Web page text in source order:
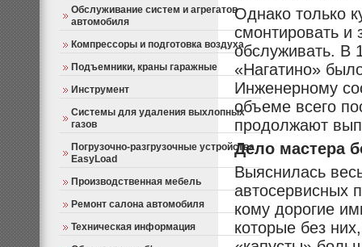
Обслуживание систем и агрегатов
автомобиля
Компрессоры и подготовка воздуха
Подъемники, краны гаражные
Инструмент
Системы для удаления выхлопных
газов
Погрузочно-разгрузочные устройства
EasyLoad
Производственная мебель
Ремонт салона автомобиля
Техническая информация
Однако только
смонтировать и
обслуживать. В
«Нагатино»
Инженерному
объеме всего
продолжают
Дело мастера
Выяснилась
автосервисных
кому дорогие
которые без